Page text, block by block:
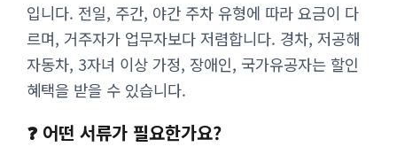
입니다. 전일, 주간, 야간 주차 유형에 따라 요금이 다
르며, 거주자가 업무자보다 저렴합니다. 경차, 저공해
자동차, 3자녀 이상 가정, 장애인, 국가유공자는 할인
혜택을 받을 수 있습니다.
❓ 어떤 서류가 필요한가요?